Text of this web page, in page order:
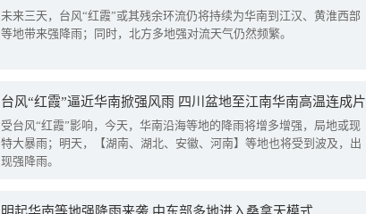
未来三天，台风“红霞”或其残余环流仍将持续为华南到江汉、黄淮西部
等地带来强降雨；同时，北方多地强对流天气仍然频繁。
台风“红霞”逼近华南掀强风雨 四川盆地至江南华南高温连成片
受台风“红霞”影响，今天，华南沿海等地的降雨将增多增强，局地或现
特大暴雨；明天，【湖南、湖北、安徽、河南】等地也将受到波及，出
现强降雨。